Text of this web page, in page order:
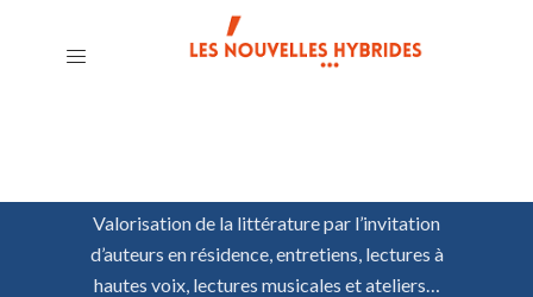
Valorisation de la littérature par l’invitation
d’auteurs en résidence, entretiens, lectures à
hautes voix, lectures musicales et ateliers…